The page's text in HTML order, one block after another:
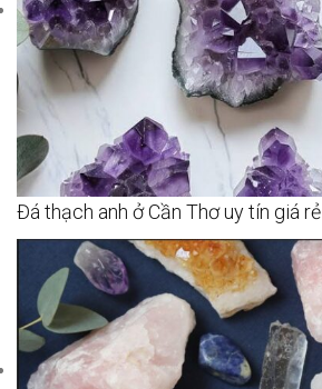
Đá thạch anh ở Cần Thơ uy tín giá rẻ